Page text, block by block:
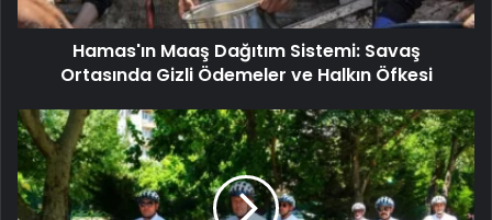
Hamas'ın Maaş Dağıtım Sistemi: Savaş
Ortasında Gizli Ödemeler ve Halkın Öfkesi